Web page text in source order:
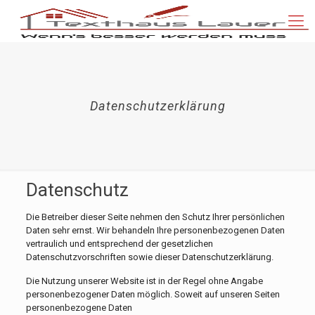
Datenschutzerklärung
Datenschutz
Die Betreiber dieser Seite nehmen den Schutz Ihrer persönlichen
Daten sehr ernst. Wir behandeln Ihre personenbezogenen Daten
vertraulich und entsprechend der gesetzlichen
Datenschutzvorschriften sowie dieser Datenschutzerklärung.
Die Nutzung unserer Website ist in der Regel ohne Angabe
personenbezogener Daten möglich. Soweit auf unseren Seiten
personenbezogene Daten